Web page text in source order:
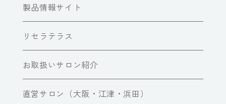
製品情報サイト
リセラテラス
お取扱いサロン紹介
直営サロン（大阪・江津・浜田）